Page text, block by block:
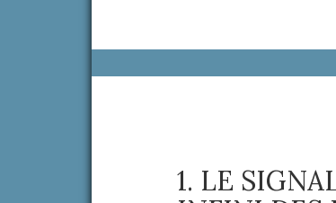
1. LE